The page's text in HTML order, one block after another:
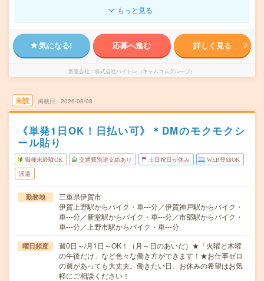
もっと見る
気になる! 応募へ進む 詳しく見る
派遣会社 株式会社バイトレ（キャムコムグループ）
未読 掲載日 2026/08/08
《単発1日OK！日払い可》＊DMのモクモクシ
ール貼り
職種未経験OK 交通費別途支給あり 土日祝日が休み WEB登録OK
派遣
勤務地
三重県伊賀市
伊賀上野駅からバイク・車---分／伊賀神戸駅からバイク・
車---分／新堂駅からバイク・車---分／市部駅からバイク・
車---分／上野市駅からバイク・車---分
曜日頻度
週0日～/月1日～OK！（月～日のあいだ）★「火曜と木曜
の午後だけ」など色々な働き方ができます！★お仕事ゼロ
の週があっても大丈夫。働きたい日、お休みの希望はお気
軽にご相談ください！